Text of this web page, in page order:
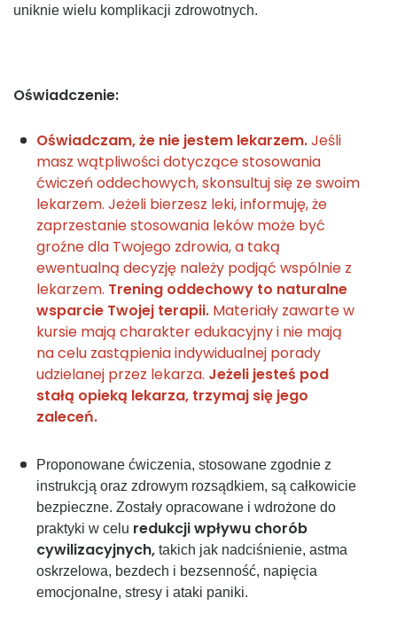
uniknie wielu komplikacji zdrowotnych.
Oświadczenie:
Oświadczam, że nie jestem lekarzem.Jeśli
masz wątpliwości dotyczące stosowania
ćwiczeń oddechowych, skonsultuj się ze swoim
lekarzem. Jeżeli bierzesz leki, informuję, że
zaprzestanie stosowania leków może być
groźne dla Twojego zdrowia, a taką
ewentualną decyzję należy podjąć wspólnie z
lekarzem. Trening oddechowy to naturalne
wsparcie Twojej terapii. Materiały zawarte w
kursie mają charakter edukacyjny i nie mają
na celu zastąpienia indywidualnej porady
udzielanej przez lekarza. Jeżeli jesteś pod
stałą opieką lekarza, trzymaj się jego
zaleceń.
Proponowane ćwiczenia, stosowane zgodnie z
instrukcją oraz zdrowym rozsądkiem, są całkowicie
bezpieczne. Zostały opracowane i wdrożone do
praktyki w celu redukcji wpływu chorób
cywilizacyjnych, takich jak nadciśnienie, astma
oskrzelowa, bezdech i bezsenność, napięcia
emocjonalne, stresy i ataki paniki.